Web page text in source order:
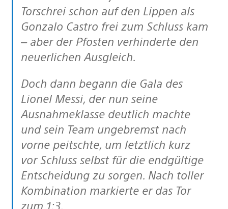
Torschrei schon auf den Lippen als
Gonzalo Castro frei zum Schluss kam
– aber der Pfosten verhinderte den
neuerlichen Ausgleich.
Doch dann begann die Gala des
Lionel Messi, der nun seine
Ausnahmeklasse deutlich machte
und sein Team ungebremst nach
vorne peitschte, um letztlich kurz
vor Schluss selbst für die endgültige
Entscheidung zu sorgen. Nach toller
Kombination markierte er das Tor
zum 1:3.